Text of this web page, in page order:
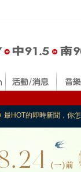
最HOT的即時新聞，你